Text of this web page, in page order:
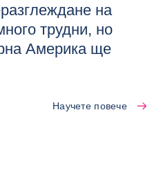
на
трудни, но
Америка ще
Научете повече